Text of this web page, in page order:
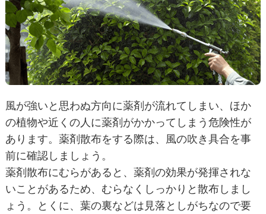
風が強いと思わぬ方向に薬剤が流れてしまい、ほか
の植物や近くの人に薬剤がかかってしまう危険性が
あります。薬剤散布をする際は、風の吹き具合を事
前に確認しましょう。
薬剤散布にむらがあると、薬剤の効果が発揮されな
いことがあるため、むらなくしっかりと散布しまし
ょう。とくに、葉の裏などは見落としがちなので要